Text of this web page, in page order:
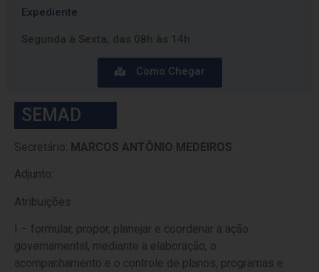
Expediente
Segunda à Sexta, das 08h às 14h
Como Chegar
SEMAD
Secretário: MARCOS ANTÔNIO MEDEIROS
Adjunto:
Atribuições:
I – formular, propor, planejar e coordenar a ação
governamental, mediante a elaboração, o
acompanhamento e o controle de planos, programas e